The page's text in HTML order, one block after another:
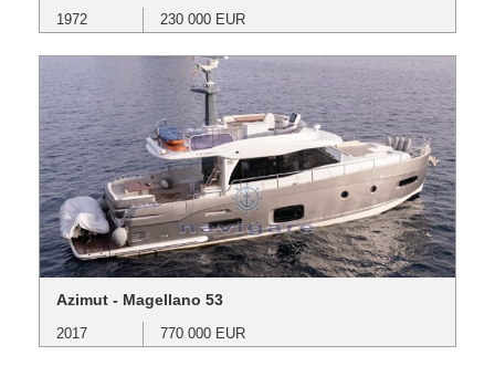
1972 230 000 EUR
Azimut - Magellano 53
2017 770 000 EUR